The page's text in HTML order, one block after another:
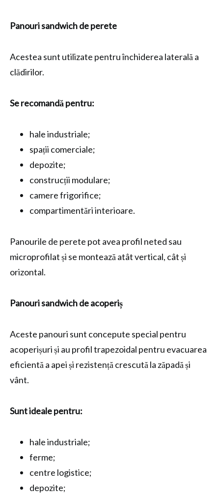
Panouri sandwich de perete
Acestea sunt utilizate pentru închiderea laterală a
clădirilor.
Se recomandă pentru:
hale industriale;
spații comerciale;
depozite;
construcții modulare;
camere frigorifice;
compartimentări interioare.
Panourile de perete pot avea profil neted sau
microprofilat și se montează atât vertical, cât și
orizontal.
Panouri sandwich de acoperiș
Aceste panouri sunt concepute special pentru
acoperișuri și au profil trapezoidal pentru evacuarea
eficientă a apei și rezistență crescută la zăpadă și
vânt.
Sunt ideale pentru:
hale industriale;
ferme;
centre logistice;
depozite;